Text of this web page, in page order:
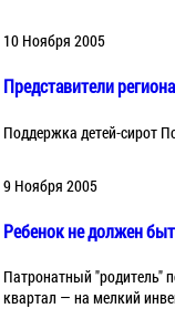
10 Ноября 2005
Представители
Поддержка детей-сирот
9 Ноября 2005
Ребенок не должен
Патронатный "родитель"
квартал — на мелкий